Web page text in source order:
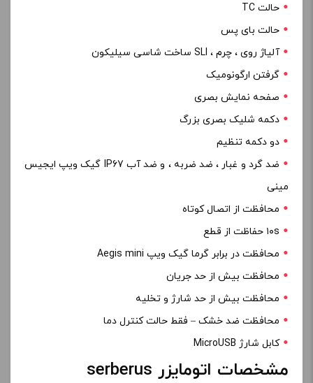
حالت TC
حالت بای پس
آلیاژ روی ، چرم ، SLI ساخت شاسی سیلیکون
گرفتن ارگونومیک
صفحه نمایش بصری
دکمه شلیک بصری بزرگ
دو دکمه تنظیم
ضد گرد و غبار ، ضد ضربه ، و ضد آب IP67 گیک ویپ ایجیس
مینی
محافظت از اتصال کوتاه
۱۰s حفاظت از قطع
محافظت در برابر گرما گیک ویپ Aegis mini
محافظت بیش از حد جریان
محافظت بیش از حد شارژ و تخلیه
محافظت ضد خشک – فقط حالت کنترل دما
کابل شارژ MicroUSB
مشخصات اتومایزر serberus